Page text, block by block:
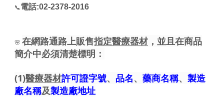
📞電話:02-2378-2016
🌸在網路通路上販售指定醫療器材 ，並且在商品
簡介中必須清楚標明：
(1)醫療器材許可證字號、 品名、藥商名稱、製造
廠名稱及製造廠地址